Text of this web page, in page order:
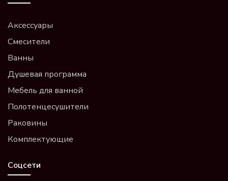
Аксессуары
Смесители
Ванны
Душевая программа
Мебель для ванной
Полотенцесушители
Раковины
Комплектующие
Соцсети